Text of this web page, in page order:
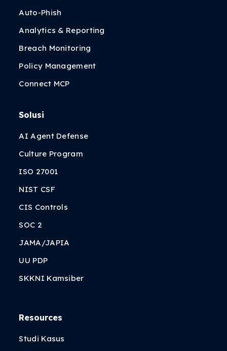
Auto-Phish
Analytics & Reporting
Breach Monitoring
Policy Management
Connect MCP
Solusi
AI Agent Defense
Culture Program
ISO 27001
NIST CSF
CIS Controls
SOC 2
JAMA/JAPIA
UU PDP
SKKNI Kamsiber
Resources
Studi Kasus